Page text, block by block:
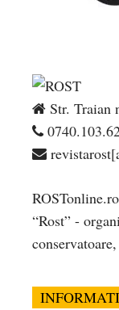
Str. Traian
“Rost” -